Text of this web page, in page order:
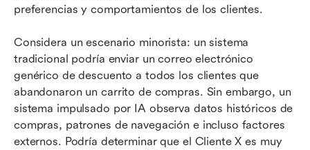
preferencias y comportamientos de los clientes.
Considera un escenario minorista: un sistema
tradicional podría enviar un correo electrónico
genérico de descuento a todos los clientes que
abandonaron un carrito de compras. Sin embargo, un
sistema impulsado por IA observa datos históricos de
compras, patrones de navegación e incluso factores
externos. Podría determinar que el Cliente X es muy